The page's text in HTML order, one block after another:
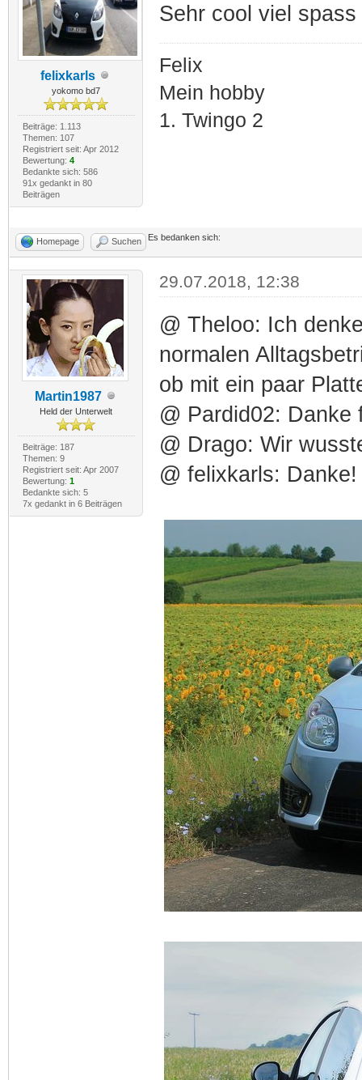
felixkarls
yokomo bd7
Beiträge: 1.113
Themen: 107
Registriert seit: Apr 2012
Bewertung: 4
Bedankte sich: 586
91x gedankt in 80
Beiträgen
Sehr cool viel
Felix
Mein hobby
1. Twingo 2
Homepage Suchen Es bedanken sich:
Martin1987
Held der Unterwelt
Beiträge: 187
Themen: 9
Registriert seit: Apr 2007
Bewertung: 1
Bedankte sich: 5
7x gedankt in 6 Beiträgen
29.07.2018, 12:38
@ Theloo: Ich
normalen
ob mit ein paar
@ Pardid02: Danke
@ Drago: Wir
@ felixkarls: Danke!